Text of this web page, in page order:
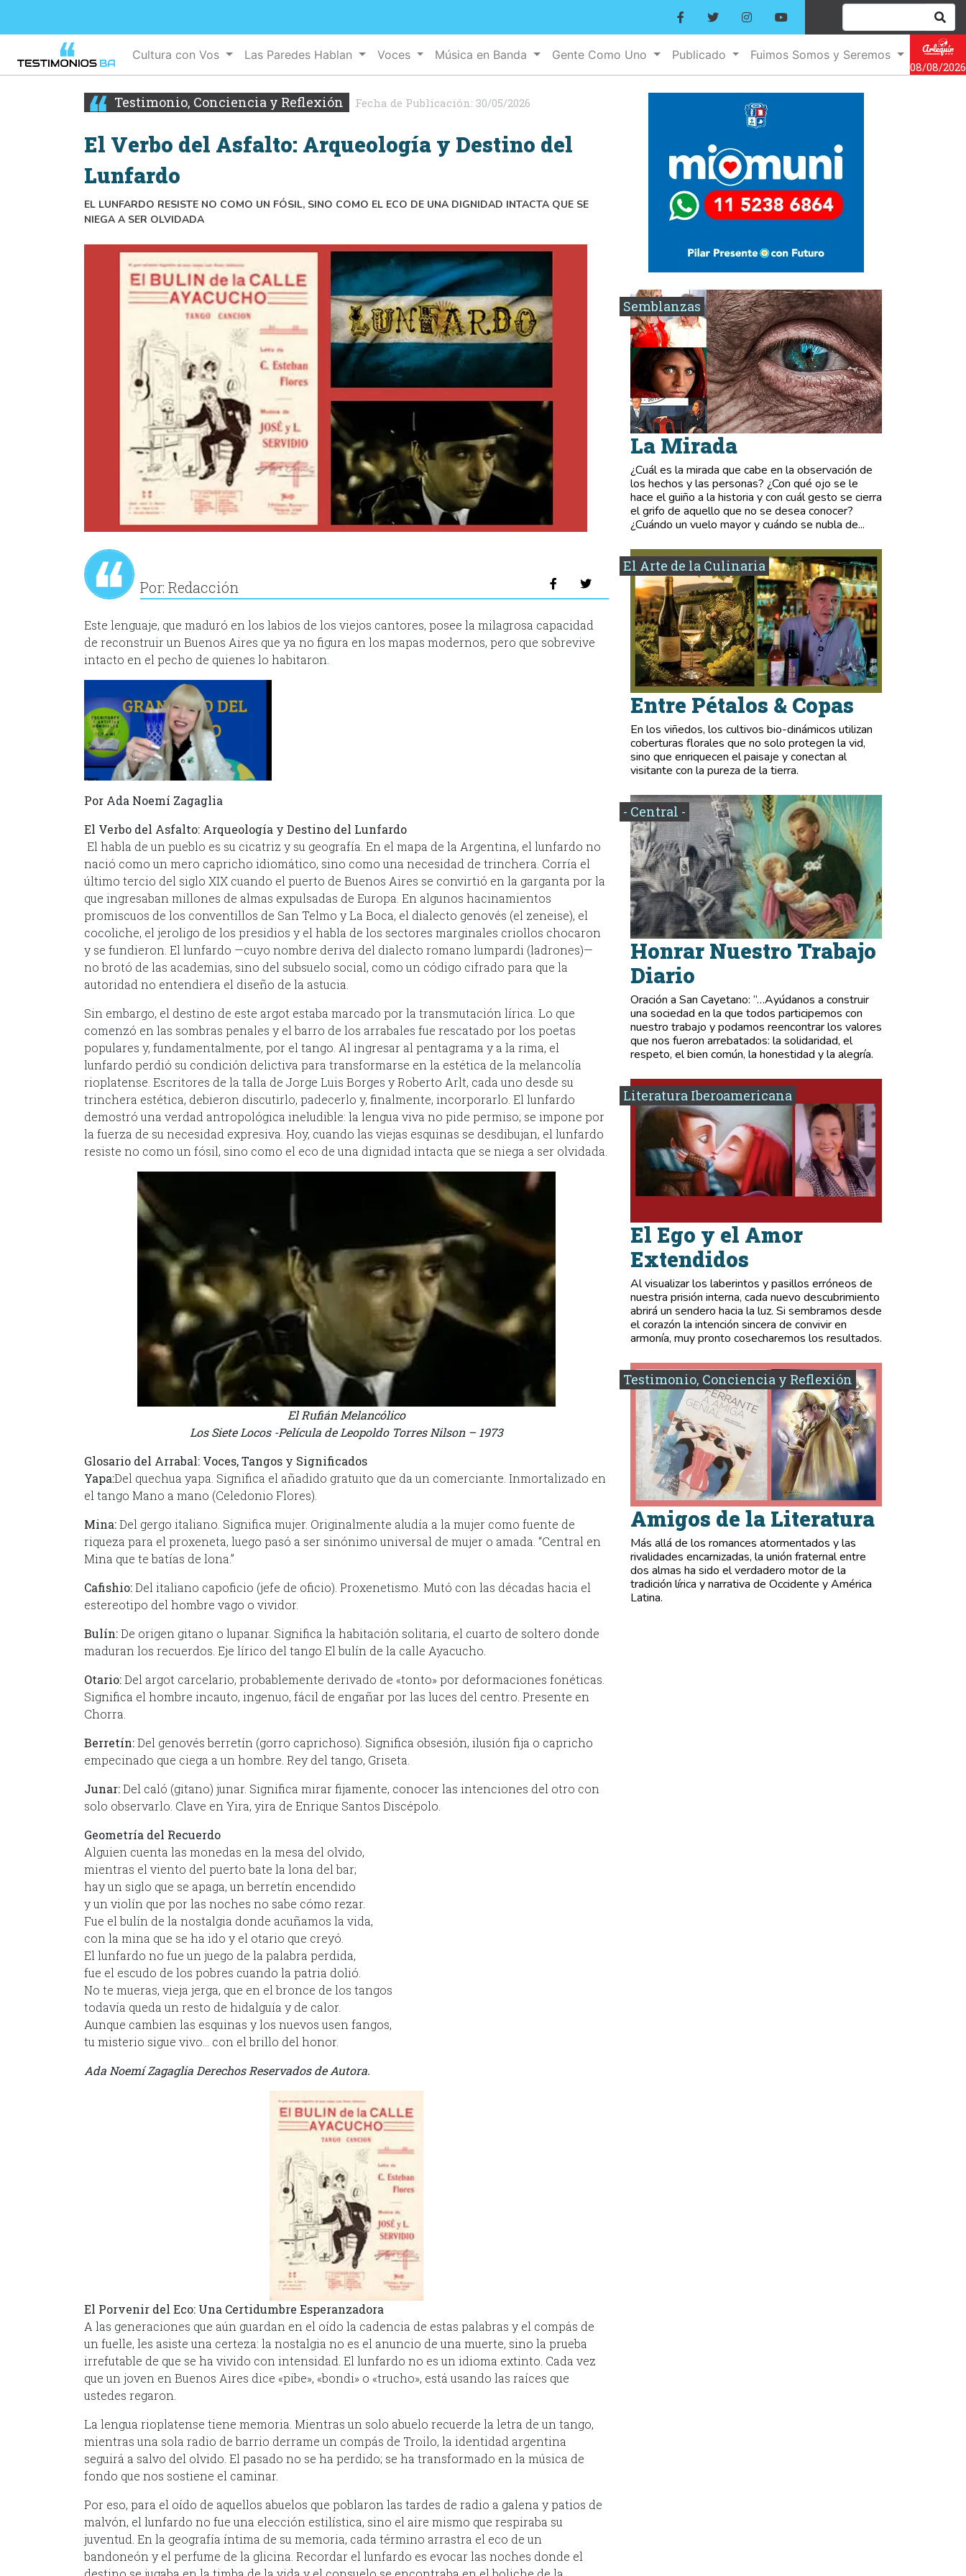
Cultura con Vos Las Paredes Hablan Voces Música en Banda Gente Como Uno Publicado
Fuimos Somos y Seremos
08/08/2026
Testimonio, Conciencia y Reflexión Fecha de Publicación: 30/05/2026
El Verbo del Asfalto: Arqueología y Destino del
Lunfardo
EL LUNFARDO RESISTE NO COMO UN FÓSIL, SINO COMO EL ECO DE UNA DIGNIDAD INTACTA QUE SE
NIEGA A SER OLVIDADA
Por: Redacción
Este lenguaje, que maduró en los labios de los viejos cantores, posee la milagrosa capacidad
de reconstruir un Buenos Aires que ya no figura en los mapas modernos, pero que sobrevive
intacto en el pecho de quienes lo habitaron.
Por Ada Noemí Zagaglia
El Verbo del Asfalto: Arqueología y Destino del Lunfardo
El habla de un pueblo es su cicatriz y su geografía. En el mapa de la Argentina, el lunfardo no
nació como un mero capricho idiomático, sino como una necesidad de trinchera. Corría el
último tercio del siglo XIX cuando el puerto de Buenos Aires se convirtió en la garganta por la
que ingresaban millones de almas expulsadas de Europa. En algunos hacinamientos
promiscuos de los conventillos de San Telmo y La Boca, el dialecto genovés (el zeneise), el
cocoliche, el jeroligo de los presidios y el habla de los sectores marginales criollos chocaron
y se fundieron. El lunfardo —cuyo nombre deriva del dialecto romano lumpardi (ladrones)—
no brotó de las academias, sino del subsuelo social, como un código cifrado para que la
autoridad no entendiera el diseño de la astucia.
Sin embargo, el destino de este argot estaba marcado por la transmutación lírica. Lo que
comenzó en las sombras penales y el barro de los arrabales fue rescatado por los poetas
populares y, fundamentalmente, por el tango. Al ingresar al pentagrama y a la rima, el
lunfardo perdió su condición delictiva para transformarse en la estética de la melancolía
rioplatense. Escritores de la talla de Jorge Luis Borges y Roberto Arlt, cada uno desde su
trinchera estética, debieron discutirlo, padecerlo y, finalmente, incorporarlo. El lunfardo
demostró una verdad antropológica ineludible: la lengua viva no pide permiso; se impone por
la fuerza de su necesidad expresiva. Hoy, cuando las viejas esquinas se desdibujan, el lunfardo
resiste no como un fósil, sino como el eco de una dignidad intacta que se niega a ser olvidada.
El Rufián Melancólico
Los Siete Locos -Película de Leopoldo Torres Nilson – 1973
Glosario del Arrabal: Voces, Tangos y Significados
Yapa:Del quechua yapa. Significa el añadido gratuito que da un comerciante. Inmortalizado en
el tango Mano a mano (Celedonio Flores).
Mina:Del gergo italiano. Significa mujer. Originalmente aludía a la mujer como fuente de
riqueza para el proxeneta, luego pasó a ser sinónimo universal de mujer o amada. “Central en
Mina que te batías de lona.”
Cafishio:Del italiano capoficio (jefe de oficio). Proxenetismo. Mutó con las décadas hacia el
estereotipo del hombre vago o vividor.
Bulín:De origen gitano o lupanar. Significa la habitación solitaria, el cuarto de soltero donde
maduran los recuerdos. Eje lírico del tango El bulín de la calle Ayacucho.
Otario:Del argot carcelario, probablemente derivado de «tonto» por deformaciones fonéticas.
Significa el hombre incauto, ingenuo, fácil de engañar por las luces del centro. Presente en
Chorra.
Berretín:Del genovés berretín (gorro caprichoso). Significa obsesión, ilusión fija o capricho
empecinado que ciega a un hombre. Rey del tango, Griseta.
Junar:Del caló (gitano) junar. Significa mirar fijamente, conocer las intenciones del otro con
solo observarlo. Clave en Yira, yira de Enrique Santos Discépolo.
Geometría del Recuerdo
Alguien cuenta las monedas en la mesa del olvido,
mientras el viento del puerto bate la lona del bar;
hay un siglo que se apaga, un berretín encendido
y un violín que por las noches no sabe cómo rezar.
Fue el bulín de la nostalgia donde acuñamos la vida,
con la mina que se ha ido y el otario que creyó.
El lunfardo no fue un juego de la palabra perdida,
fue el escudo de los pobres cuando la patria dolió.
No te mueras, vieja jerga, que en el bronce de los tangos
todavía queda un resto de hidalguía y de calor.
Aunque cambien las esquinas y los nuevos usen fangos,
tu misterio sigue vivo… con el brillo del honor.
Ada Noemí Zagaglia Derechos Reservados de Autora.
El Porvenir del Eco: Una Certidumbre Esperanzadora
A las generaciones que aún guardan en el oído la cadencia de estas palabras y el compás de
un fuelle, les asiste una certeza: la nostalgia no es el anuncio de una muerte, sino la prueba
irrefutable de que se ha vivido con intensidad. El lunfardo no es un idioma extinto. Cada vez
que un joven en Buenos Aires dice «pibe», «bondi» o «trucho», está usando las raíces que
ustedes regaron.
La lengua rioplatense tiene memoria. Mientras un solo abuelo recuerde la letra de un tango,
mientras una sola radio de barrio derrame un compás de Troilo, la identidad argentina
seguirá a salvo del olvido. El pasado no se ha perdido; se ha transformado en la música de
fondo que nos sostiene el caminar.
Por eso, para el oído de aquellos abuelos que poblaron las tardes de radio a galena y patios de
malvón, el lunfardo no fue una elección estilística, sino el aire mismo que respiraba su
juventud. En la geografía íntima de su memoria, cada término arrastra el eco de un
bandoneón y el perfume de la glicina. Recordar el lunfardo es evocar las noches donde el
Semblanzas
La Mirada
¿Cuál es la mirada que cabe en la observación de
los hechos y las personas? ¿Con qué ojo se le
hace el guiño a la historia y con cuál gesto se cierra
el grifo de aquello que no se desea conocer?
¿Cuándo un vuelo mayor y cuándo se nubla de...
El Arte de la Culinaria
Entre Pétalos & Copas
En los viñedos, los cultivos bio-dinámicos utilizan
coberturas florales que no solo protegen la vid,
sino que enriquecen el paisaje y conectan al
visitante con la pureza de la tierra.
- Central -
Honrar Nuestro Trabajo
Diario
Oración a San Cayetano: “…Ayúdanos a construir
una sociedad en la que todos participemos con
nuestro trabajo y podamos reencontrar los valores
que nos fueron arrebatados: la solidaridad, el
respeto, el bien común, la honestidad y la alegría.
Literatura Iberoamericana
El Ego y el Amor
Extendidos
Al visualizar los laberintos y pasillos erróneos de
nuestra prisión interna, cada nuevo descubrimiento
abrirá un sendero hacia la luz. Si sembramos desde
el corazón la intención sincera de convivir en
armonía, muy pronto cosecharemos los resultados.
Testimonio, Conciencia y Reflexión
Amigos de la Literatura
Más allá de los romances atormentados y las
rivalidades encarnizadas, la unión fraternal entre
dos almas ha sido el verdadero motor de la
tradición lírica y narrativa de Occidente y América
Latina.